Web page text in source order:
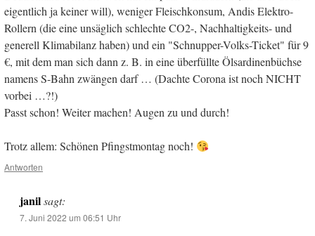
eigentlich ja keiner will), weniger Fleischkonsum, Andis Elektro-
Rollern (die eine unsäglich schlechte CO2-, Nachhaltigkeits- und
generell Klimabilanz haben) und ein "Schnupper-Volks-Ticket" für 9
€, mit dem man sich dann z. B. in eine überfüllte Ölsardinenbüchse
namens S-Bahn zwängen darf … (Dachte Corona ist noch NICHT
vorbei …?!)
Passt schon! Weiter machen! Augen zu und durch!
Trotz allem: Schönen Pfingstmontag noch!
Antworten
janil sagt:
7. Juni 2022 um 06:51 Uhr